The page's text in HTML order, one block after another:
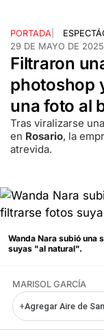
PORTADA
29 DE MAYO DE
Filtraron
photoshop
una foto al
Tras viralizarse
en Rosario, la
atrevida.
Wanda Nara subió
suyas "al natural".
MARISOL GARCÍA
+Agregar Aire de